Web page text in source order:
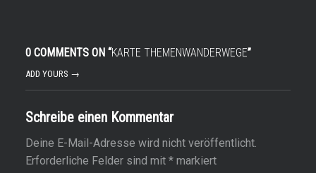
0 COMMENTS ON “KARTE THEMENWANDERWEGE”
ADD YOURS →
Schreibe einen Kommentar
Deine E-Mail-Adresse wird nicht veröffentlicht.
Erforderliche Felder sind mit *markiert